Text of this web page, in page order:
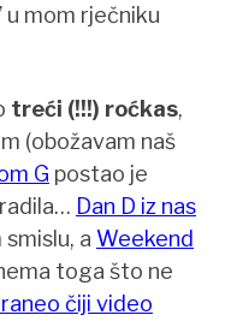
u mom rječniku
treći (!!!) roćkas,
(obožavam naš
G postao je
Dan D iz nas
a Weekend
toga što ne
čiji video